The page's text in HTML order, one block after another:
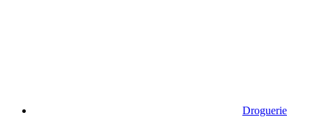
Droguerie